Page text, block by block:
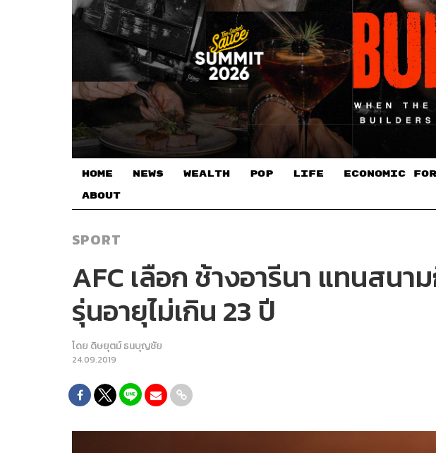
HOME NEWS WEALTH POP LIFE ECONOMIC
ABOUT
SPORT
AFC เลือก ช้างอารีนา แทนสน
รุ่นอายุไม่เกิน 23 ปี
โดย ดิษยุตม์ ธนบุญชัย
24.09.2019